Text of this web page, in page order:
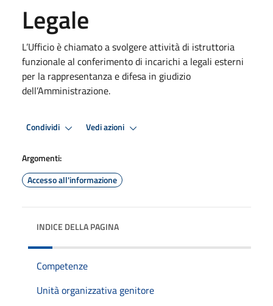
Legale
L’Ufficio è chiamato a svolgere attività di istruttoria
funzionale al conferimento di incarichi a legali esterni
per la rappresentanza e difesa in giudizio
dell’Amministrazione.
Condividi Vedi azioni
Argomenti:
Accesso all'informazione
INDICE DELLA PAGINA
Competenze
Unità organizzativa genitore